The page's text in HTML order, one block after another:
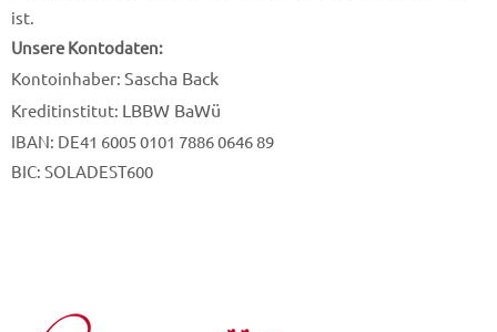
ist.
Unsere Kontodaten:
Kontoinhaber: Sascha Back
Kreditinstitut: LBBW BaWü
IBAN: DE41 6005 0101 7886 0646 89
BIC: SOLADEST600